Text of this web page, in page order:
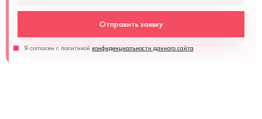
Отправить заявку
Я согласен с политикой конфиденциальности данного сайта